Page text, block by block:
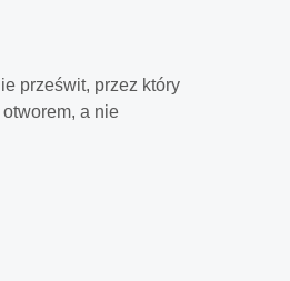
prześwit, przez który
a nie